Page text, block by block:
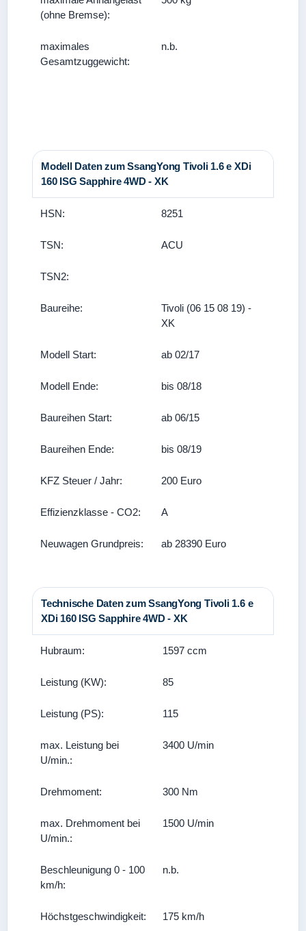
(ohne Bremse):
maximales
Gesamtzuggewicht:
n.b.
Modell Daten zum SsangYong Tivoli 1.6 e XDi
160 ISG Sapphire 4WD - XK
HSN: 8251
TSN: ACU
TSN2:
Baureihe:
Tivoli (06 15 08 19) -
XK
Modell Start: ab 02/17
Modell Ende: bis 08/18
Baureihen Start: ab 06/15
Baureihen Ende: bis 08/19
KFZ Steuer / Jahr: 200 Euro
Effizienzklasse - CO2: A
Neuwagen Grundpreis: ab 28390 Euro
Technische Daten zum SsangYong Tivoli 1.6 e
XDi 160 ISG Sapphire 4WD - XK
Hubraum: 1597 ccm
Leistung (KW): 85
Leistung (PS): 115
max. Leistung bei
U/min.:
3400 U/min
Drehmoment: 300 Nm
max. Drehmoment bei
U/min.:
1500 U/min
Beschleunigung 0 - 100
km/h:
n.b.
Höchstgeschwindigkeit: 175 km/h